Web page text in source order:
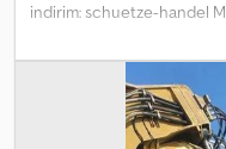
indirim: schuetze-handel
m-ct08, 850 kg Dizel / 3
derinliği Isıtma sistemli tam
2490 mm kova yüksekliği,
Chedpoytp Enjfx Ap Iea 23